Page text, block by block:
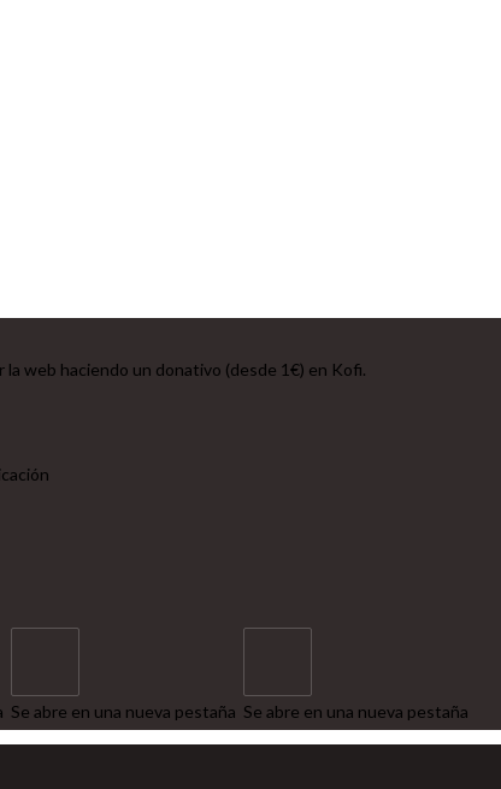
web haciendo un donativo (desde 1€) en Kofi.
Se abre en una nueva pestaña Se abre en una nueva pestaña